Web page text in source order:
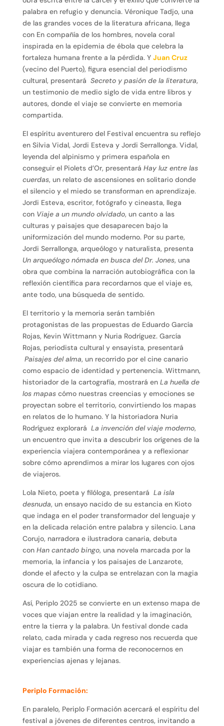
palabra en refugio y denuncia. Véronique Tadjo, una
de las grandes voces de la literatura africana, llega
con En compañía de los hombres, novela coral
inspirada en la epidemia de ébola que celebra la
fortaleza humana frente a la pérdida. Y Juan Cruz
(vecino del Puerto), figura esencial del periodismo
cultural, presentará Secreto y pasión de la literatura,
un testimonio de medio siglo de vida entre libros y
autores, donde el viaje se convierte en memoria
compartida.
El espíritu aventurero del Festival encuentra su reflejo
en Silvia Vidal, Jordi Esteva y Jordi Serrallonga. Vidal,
leyenda del alpinismo y primera española en
conseguir el Piolets d’Or, presentará Hay luz entre las
cuerdas, un relato de ascensiones en solitario donde
el silencio y el miedo se transforman en aprendizaje.
Jordi Esteva, escritor, fotógrafo y cineasta, llega
con Viaje a un mundo olvidado, un canto a las
culturas y paisajes que desaparecen bajo la
uniformización del mundo moderno. Por su parte,
Jordi Serrallonga, arqueólogo y naturalista, presenta
Un arqueólogo nómada en busca del Dr. Jones, una
obra que combina la narración autobiográfica con la
reflexión científica para recordarnos que el viaje es,
ante todo, una búsqueda de sentido.
El territorio y la memoria serán también
protagonistas de las propuestas de Eduardo García
Rojas, Kevin Wittmann y Nuria Rodríguez. García
Rojas, periodista cultural y ensayista, presentará
Paisajes del alma, un recorrido por el cine canario
como espacio de identidad y pertenencia. Wittmann,
historiador de la cartografía, mostrará en La huella de
los mapascómo nuestras creencias y emociones se
proyectan sobre el territorio, convirtiendo los mapas
en relatos de lo humano. Y la historiadora Nuria
Rodríguez explorará La invención del viaje moderno,
un encuentro que invita a descubrir los orígenes de la
experiencia viajera contemporánea y a reflexionar
sobre cómo aprendimos a mirar los lugares con ojos
de viajeros.
Lola Nieto, poeta y filóloga, presentará La isla
desnuda, un ensayo nacido de su estancia en Kioto
que indaga en el poder transformador del lenguaje y
en la delicada relación entre palabra y silencio. Lana
Corujo, narradora e ilustradora canaria, debuta
con Han cantado bingo, una novela marcada por la
memoria, la infancia y los paisajes de Lanzarote,
donde el afecto y la culpa se entrelazan con la magia
oscura de lo cotidiano.
Así, Periplo 2025 se convierte en un extenso mapa de
voces que viajan entre la realidad y la imaginación,
entre la tierra y la palabra. Un festival donde cada
relato, cada mirada y cada regreso nos recuerda que
viajar es también una forma de reconocernos en
experiencias ajenas y lejanas.
Periplo Formación:
En paralelo, Periplo Formación acercará el espíritu del
festival a jóvenes de diferentes centros, invitando a